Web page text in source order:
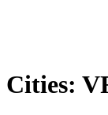
Cities: